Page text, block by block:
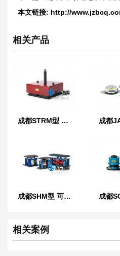
本文链接: http://
相关产品
成都STRM型 稳定橡胶减振器
成都SHM型 可调式弹簧减振器
相关案例